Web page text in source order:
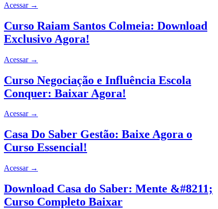
Acessar →
Curso Raiam Santos Colmeia: Download
Exclusivo Agora!
Acessar →
Curso Negociação e Influência Escola
Conquer: Baixar Agora!
Acessar →
Casa Do Saber Gestão: Baixe Agora o
Curso Essencial!
Acessar →
Download Casa do Saber: Mente &#8211;
Curso Completo Baixar